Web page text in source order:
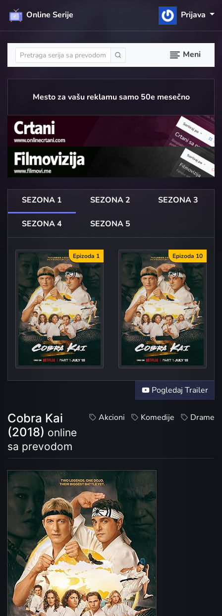
Online Serije Prijava
Meni
Mesto za vašu reklamu samo 50e mesečno
SEZONA 1 SEZONA 2 SEZONA 3
SEZONA 4 SEZONA 5
Epizoda 1
Ace Deg
Epizoda 10
Pogledaj Trailer
Akcioni Komedije Drame
Cobra Kai
(2018) online
sa prevodom